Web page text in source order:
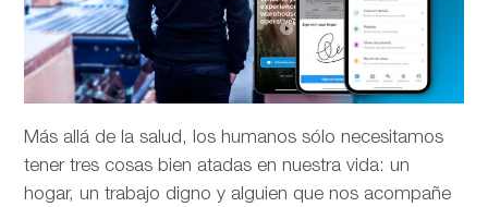
Más allá de la salud, los humanos sólo necesitamos
tener tres cosas bien atadas en nuestra vida: un
hogar, un trabajo digno y alguien que nos acompañe